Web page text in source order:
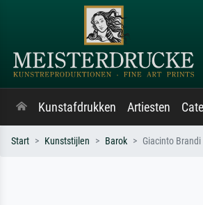
Kunstafdrukken Artiesten
Start Kunststijlen Barok Giacinto Brandi